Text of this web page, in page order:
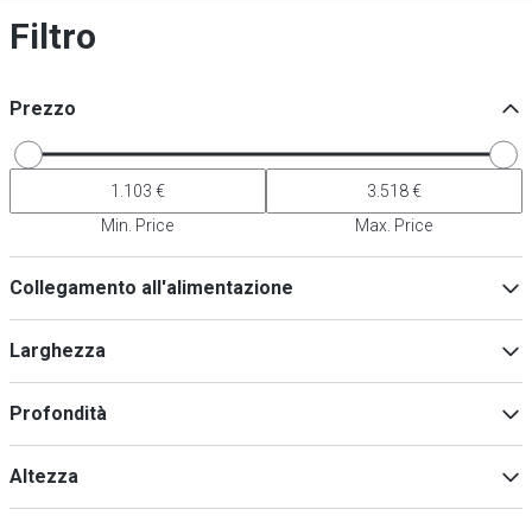
Filtro
Prezzo
Min. Price Max. Price
Collegamento all'alimentazione
Larghezza
Profondità
Altezza